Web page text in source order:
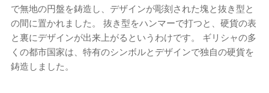
で無地の円盤を鋳造し、デザインが彫刻された塊と抜き型と
の間に置かれました。 抜き型をハンマーで打つと、硬貨の表
と裏にデザインが出来上がるというわけです。 ギリシャの多
くの都市国家は、特有のシンボルとデザインで独自の硬貨を
鋳造しました。